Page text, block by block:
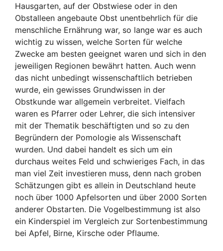
Hausgarten, auf der Obstwiese oder in den
Obstalleen angebaute Obst unentbehrlich für die
menschliche Ernährung war, so lange war es auch
wichtig zu wissen, welche Sorten für welche
Zwecke am besten geeignet waren und sich in den
jeweiligen Regionen bewährt hatten. Auch wenn
das nicht unbedingt wissenschaftlich betrieben
wurde, ein gewisses Grundwissen in der
Obstkunde war allgemein verbreitet. Vielfach
waren es Pfarrer oder Lehrer, die sich intensiver
mit der Thematik beschäftigten und so zu den
Begründern der Pomologie als Wissenschaft
wurden. Und dabei handelt es sich um ein
durchaus weites Feld und schwieriges Fach, in das
man viel Zeit investieren muss, denn nach groben
Schätzungen gibt es allein in Deutschland heute
noch über 1000 Apfelsorten und über 2000 Sorten
anderer Obstarten. Die Vogelbestimmung ist also
ein Kinderspiel im Vergleich zur Sortenbestimmung
bei Apfel, Birne, Kirsche oder Pflaume.